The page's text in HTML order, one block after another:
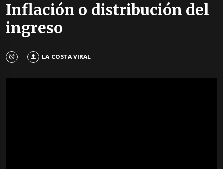
Inflación o distribución del
ingreso
LA COSTA VIRAL